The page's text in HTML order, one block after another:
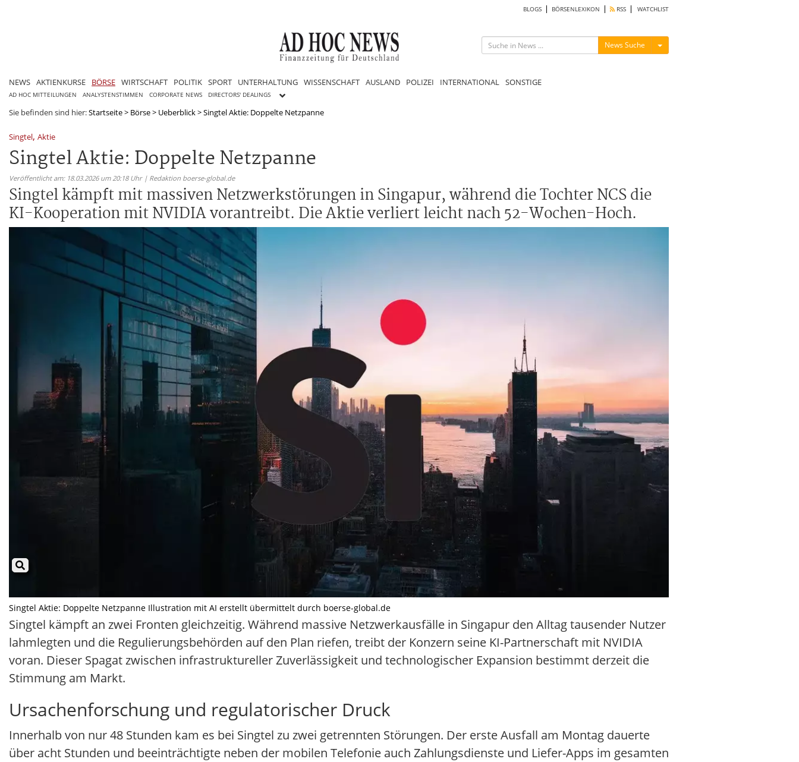
BLOGS BÖRSENLEXIKON RSS WATCHLIST
News Suche Menü ein-/ausblenden
NEWS AKTIENKURSE BÖRSE WIRTSCHAFT POLITIK SPORT UNTERHALTUNG WISSENSCHAFT AUSLAND POLIZEI INTERNATIONAL SONSTIGE
AD HOC MITTEILUNGEN ANALYSTENSTIMMEN CORPORATE NEWS DIRECTORS' DEALINGS
Sie befinden sind hier:Startseite> Börse> Ueberblick>Singtel Aktie: Doppelte Netzpanne
Singtel, Aktie
Singtel Aktie: Doppelte Netzpanne
Veröffentlicht am: 18.03.2026 um 20:18 Uhr | Redaktion boerse-global.de
Singtel kämpft mit massiven Netzwerkstörungen in Singapur, während die Tochter NCS die
KI-Kooperation mit NVIDIA vorantreibt. Die Aktie verliert leicht nach 52-Wochen-Hoch.
Singtel Aktie: Doppelte Netzpanne Illustration mit AI erstellt übermittelt durch boerse-global.de
Singtel kämpft an zwei Fronten gleichzeitig. Während massive Netzwerkausfälle in Singapur den Alltag tausender Nutzer
lahmlegten und die Regulierungsbehörden auf den Plan riefen, treibt der Konzern seine KI-Partnerschaft mit NVIDIA
voran. Dieser Spagat zwischen infrastruktureller Zuverlässigkeit und technologischer Expansion bestimmt derzeit die
Stimmung am Markt.
Ursachenforschung und regulatorischer Druck
Innerhalb von nur 48 Stunden kam es bei Singtel zu zwei getrennten Störungen. Der erste Ausfall am Montag dauerte
über acht Stunden und beeinträchtigte neben der mobilen Telefonie auch Zahlungsdienste und Liefer-Apps im gesamten